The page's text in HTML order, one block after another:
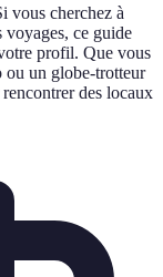
vous cherchez à
voyages, ce guide
profil. Que vous
ou un globe-trotteur
des locaux